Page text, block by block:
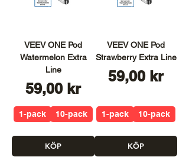
VEEV ONE Pod
Watermelon Extra
Line
Pris
59,00 kr
1-pack 10-pack
KÖP
VEEV ONE Pod
Strawberry Extra Line
Pris
59,00 kr
1-pack 10-pack
KÖP